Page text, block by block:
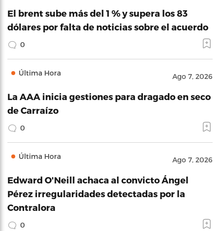
El brent sube más del 1 % y supera los 83
dólares por falta de noticias sobre el acuerdo
0
Última Hora Ago 7, 2026
La AAA inicia gestiones para dragado en seco
de Carraízo
0
Última Hora Ago 7, 2026
Edward O'Neill achaca al convicto Ángel
Pérez irregularidades detectadas por la
Contralora
0